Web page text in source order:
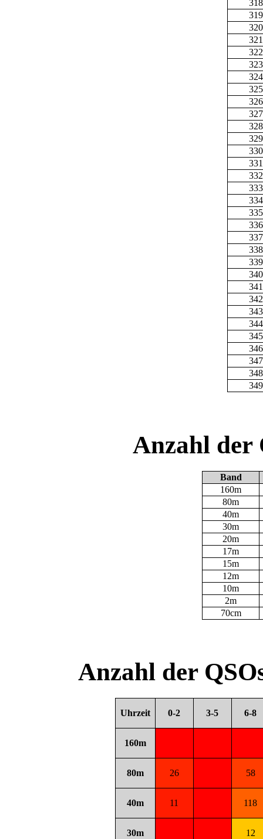
318
319
320
321
322
323
324
325
326
327
328
329
330
331
332
333
334
335
336
337
338
339
340
341
342
343
344
345
346
347
348
349
Anzahl der
Band
160m
80m
40m
30m
20m
17m
15m
12m
10m
2m
70cm
Anzahl der
Uhrzeit 0-2 3-5 6-8
160m
80m 26 58
40m 11 118
30m 12